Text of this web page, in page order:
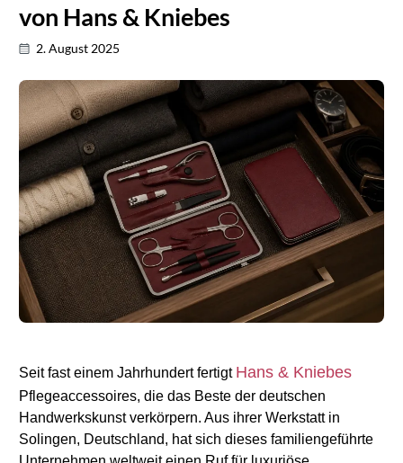
von Hans & Kniebes
2. August 2025
Seit fast einem Jahrhundert fertigt Hans & Kniebes
Pflegeaccessoires, die das Beste der deutschen
Handwerkskunst verkörpern. Aus ihrer Werkstatt in
Solingen, Deutschland, hat sich dieses familiengeführte